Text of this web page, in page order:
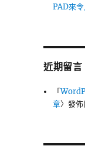
PAD來令
近期留言
「
章〉發